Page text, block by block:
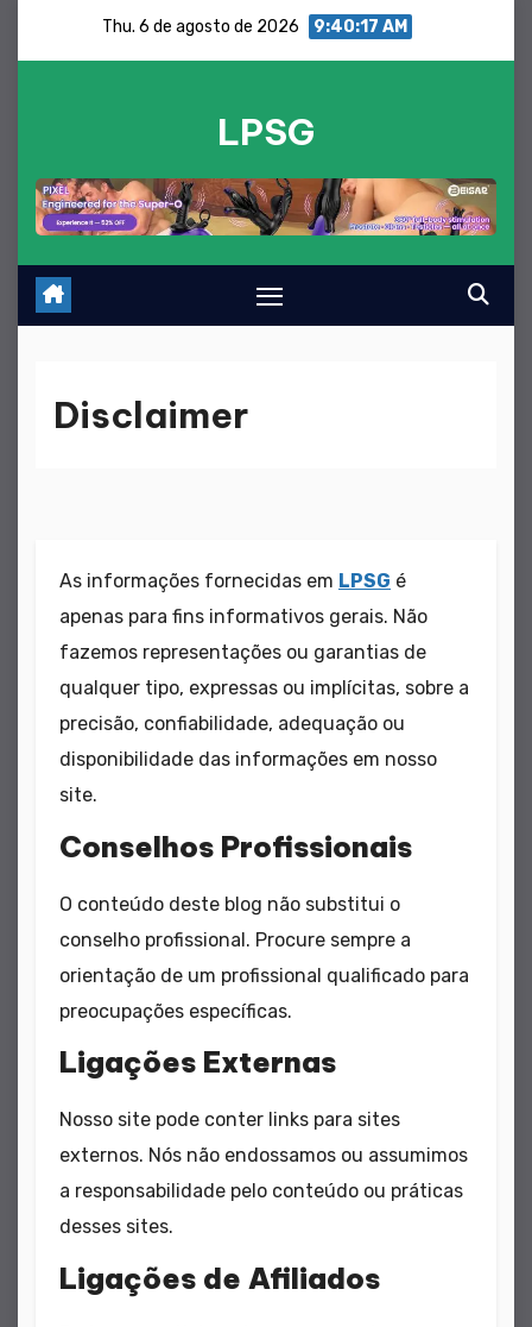
Thu. 6 de agosto de 2026 9:40:18 AM
LPSG
Disclaimer
As informações fornecidas em LPSG é
apenas para fins informativos gerais. Não
fazemos representações ou garantias de
qualquer tipo, expressas ou implícitas, sobre a
precisão, confiabilidade, adequação ou
disponibilidade das informações em nosso
site.
Conselhos Profissionais
O conteúdo deste blog não substitui o
conselho profissional. Procure sempre a
orientação de um profissional qualificado para
preocupações específicas.
Ligações Externas
Nosso site pode conter links para sites
externos. Nós não endossamos ou assumimos
a responsabilidade pelo conteúdo ou práticas
desses sites.
Ligações de Afiliados